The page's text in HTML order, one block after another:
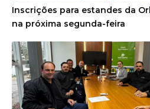
Inscrições para estandes da
na próxima segunda-feira